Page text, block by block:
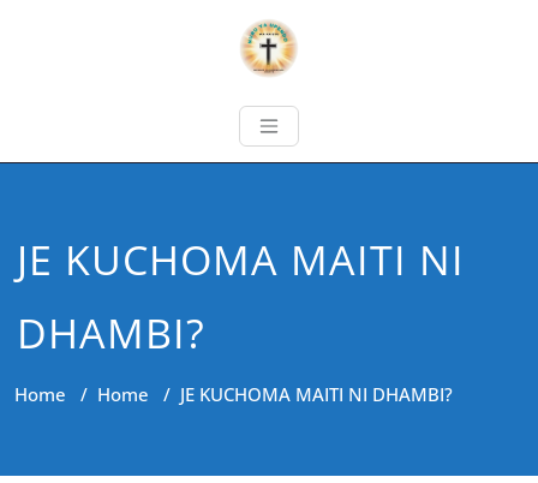
JE KUCHOMA MAITI NI
DHAMBI?
Home / Home / JE KUCHOMA MAITI NI DHAMBI?